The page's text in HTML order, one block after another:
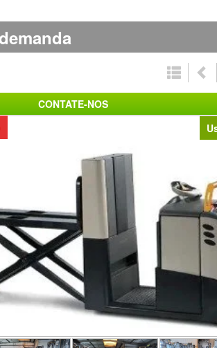
CONTATE-NOS